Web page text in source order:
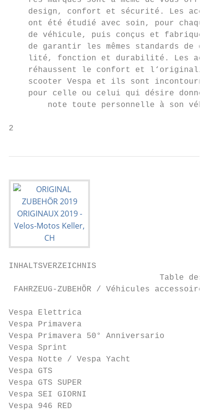
design, confort et sécurité. Les
ont été étudié avec soin, pour chaque
de véhicule, puis conçus et fabriqués
    de garantir les mêmes standards de qua-
lité, fonction et durabilité. Les
réhaussent le confort et l‘originalité
scooter Vespa et ils sont
pour celle ou celui qui désire donner
note toute personnelle à son
2
INHALTSVERZEICHNIS
Table des
FAHRZEUG-ZUBEHÖR / Véhicules
Vespa Elettrica
Vespa Primavera
Vespa Primavera 50° Anniversario
Vespa Sprint
Vespa Notte / Vespa Yacht
Vespa GTS
Vespa GTS SUPER
Vespa SEI GIORNI
Vespa 946 RED